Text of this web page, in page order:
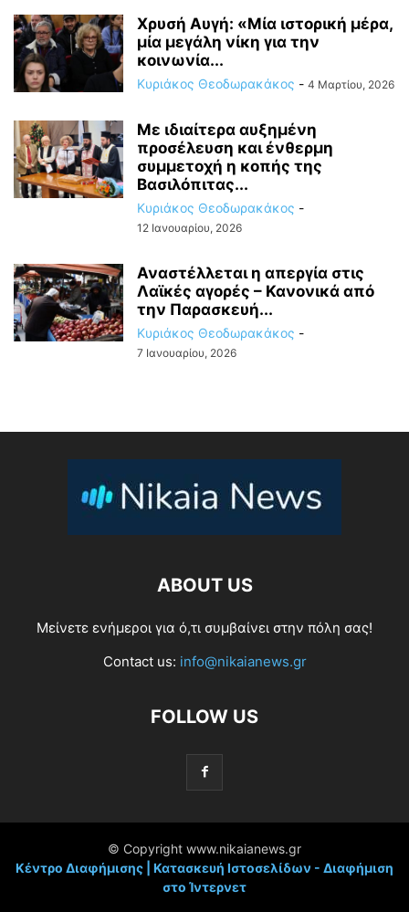
Χρυσή Αυγή: «Μία ιστορική μέρα,
μία μεγάλη νίκη για την
κοινωνία...
Κυριάκος Θεοδωρακάκος - 4 Μαρτίου, 2026
Με ιδιαίτερα αυξημένη
προσέλευση και ένθερμη
συμμετοχή η κοπής της
Βασιλόπιτας...
Κυριάκος Θεοδωρακάκος -
12 Ιανουαρίου, 2026
Αναστέλλεται η απεργία στις
Λαϊκές αγορές – Κανονικά από
την Παρασκευή...
Κυριάκος Θεοδωρακάκος -
7 Ιανουαρίου, 2026
ABOUT US
Μείνετε ενήμεροι για ό,τι συμβαίνει στην πόλη σας!
Contact us: info@nikaianews.gr
FOLLOW US
© Copyright www.nikaianews.gr
Κέντρο Διαφήμισης | Κατασκευή Ιστοσελίδων - Διαφήμιση
στο Ίντερνετ